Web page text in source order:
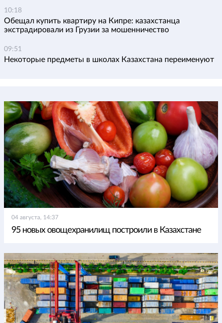
10:18
Обещал купить квартиру на Кипре: казахстанца
экстрадировали из Грузии за мошенничество
09:51
Некоторые предметы в школах Казахстана переименуют
04 августа, 14:37
95 новых овощехранилищ построили в Казахстане